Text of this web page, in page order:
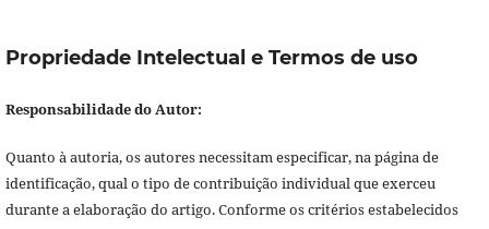
Propriedade Intelectual e Termos de uso
Responsabilidade do Autor:
Quanto à autoria, os autores necessitam especificar, na página de
identificação, qual o tipo de contribuição individual que exerceu
durante a elaboração do artigo. Conforme os critérios estabelecidos